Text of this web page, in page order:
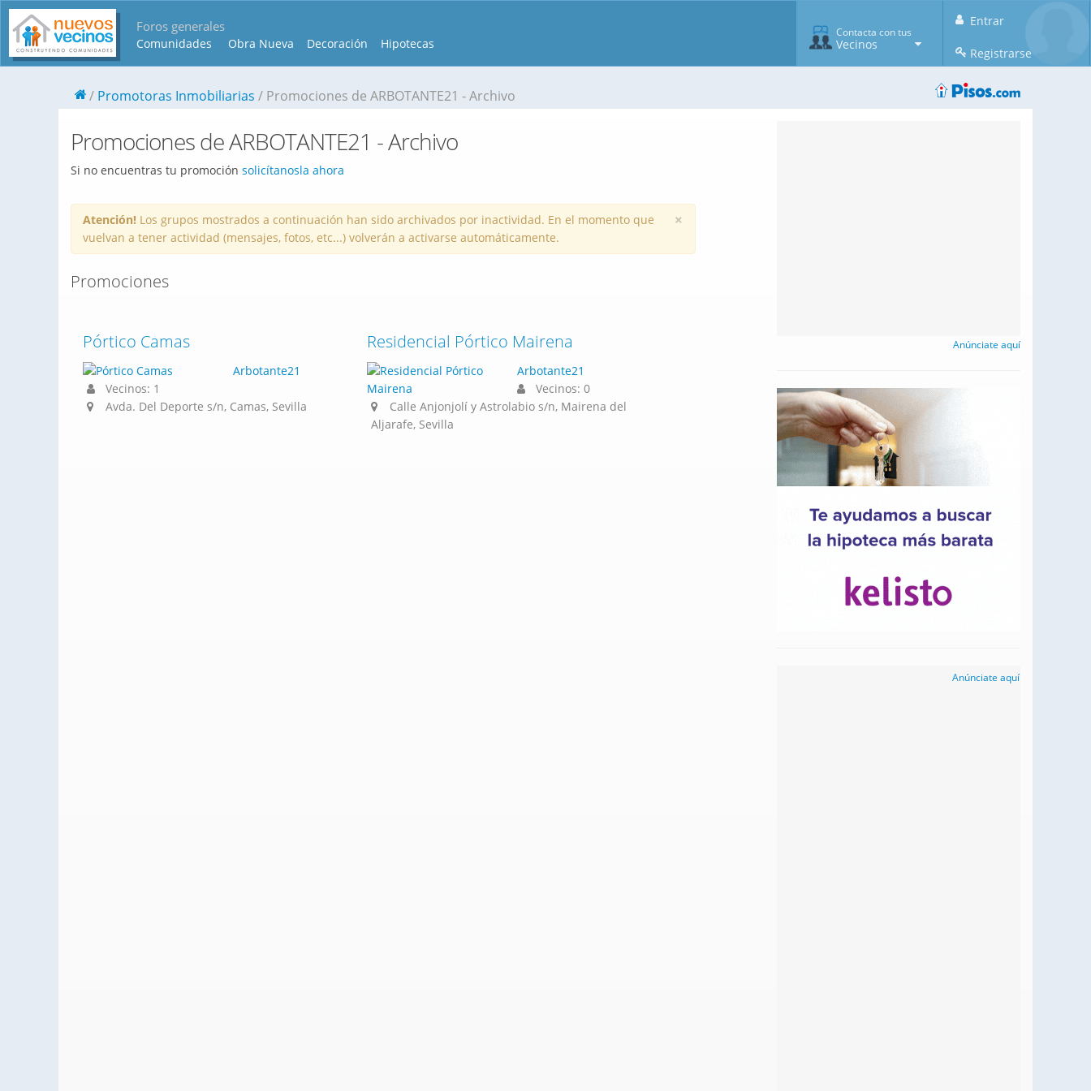
Foros generales
Comunidades Obra Nueva Decoración Hipotecas
Entrar
Registrarse
Contacta con tus
Vecinos
Promotoras Inmobiliarias Promociones de ARBOTANTE21 - Archivo
Promociones de ARBOTANTE21 - Archivo
Si no encuentras tu promoción solicítanosla ahora
×
Atención! Los grupos mostrados a continuación han sido archivados por inactividad. En el momento que
vuelvan a tener actividad (mensajes, fotos, etc...) volverán a activarse automáticamente.
Promociones
Pórtico Camas
Arbotante21
Vecinos: 1
Avda. Del Deporte s/n, Camas, Sevilla
Residencial Pórtico Mairena
Arbotante21
Vecinos: 0
Calle Anjonjolí y Astrolabio s/n, Mairena del
Aljarafe, Sevilla
Anúnciate aquí
Anúnciate aquí